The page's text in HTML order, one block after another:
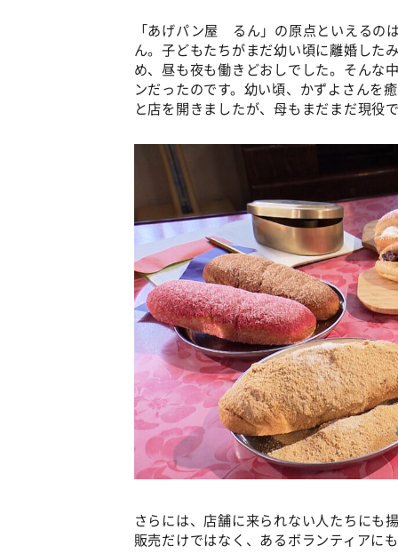
「あげパン屋 るん」の原点といえるの
ん。子どもたちがまだ幼い頃に離婚した
め、昼も夜も働きどおしでした。そんな
ンだったのです。幼い頃、かずよさんを
と店を開きましたが、母もまだまだ現役
さらには、店舗に来られない人たちにも
販売だけではなく、あるボランティアに